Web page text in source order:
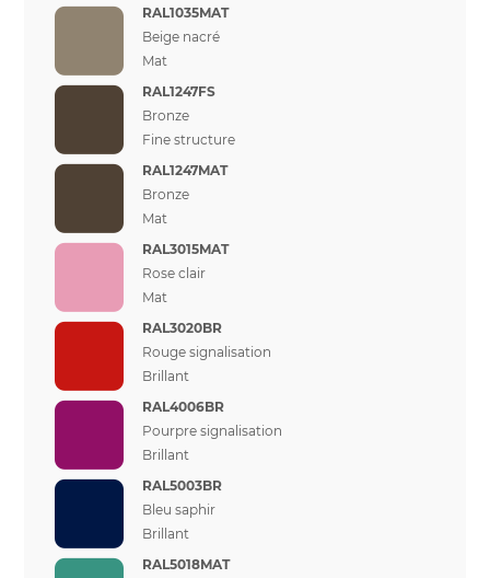
RAL1035MAT
Beige nacré
Mat
RAL1247FS
Bronze
Fine structure
RAL1247MAT
Bronze
Mat
RAL3015MAT
Rose clair
Mat
RAL3020BR
Rouge signalisation
Brillant
RAL4006BR
Pourpre signalisation
Brillant
RAL5003BR
Bleu saphir
Brillant
RAL5018MAT